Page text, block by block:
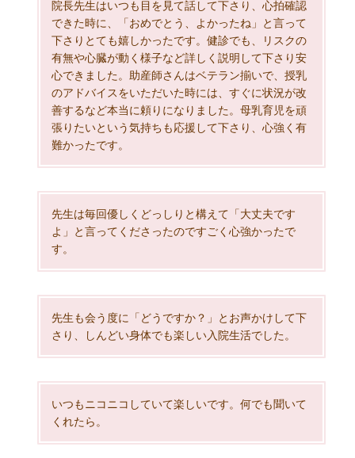
院長先生はいつも目を見て話して下さり、心拍確認
できた時に、「おめでとう、よかったね」と言って
下さりとても嬉しかったです。健診でも、リスクの
有無や心臓が動く様子など詳しく説明して下さり安
心できました。助産師さんはベテラン揃いで、授乳
のアドバイスをいただいた時には、すぐに状況が改
善するなど本当に頼りになりました。母乳育児を頑
張りたいという気持ちも応援して下さり、心強く有
難かったです。
先生は毎回優しくどっしりと構えて「大丈夫です
よ」と言ってくださったのですごく心強かったで
す。
先生も会う度に「どうですか？」とお声かけして下
さり、しんどい身体でも楽しい入院生活でした。
いつもニコニコしていて楽しいです。何でも聞いて
くれたら。